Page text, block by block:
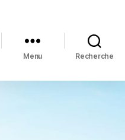
Menu Recherche